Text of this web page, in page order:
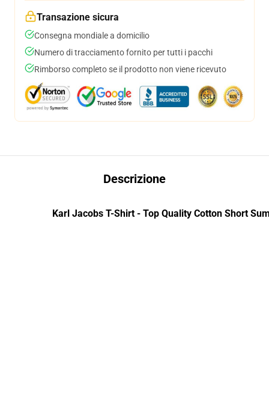
Transazione sicura
Consegna mondiale a domicilio
Numero di tracciamento fornito per tutti i pacchi
Rimborso completo se il prodotto non viene ricevuto
Descrizione
Karl Jacobs T-Shirt - Top Quality Cotton Short